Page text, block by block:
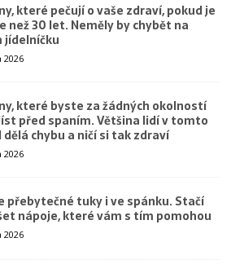
které pečují o vaše zdraví, pokud je
než 30 let. Neměly by chybět na
jídelníčku
2026
které byste za žádných okolností
před spaním. Většina lidí v tomto
dělá chybu a ničí si tak zdraví
2026
přebytečné tuky i ve spánku. Stačí
nápoje, které vám s tím pomohou
2026